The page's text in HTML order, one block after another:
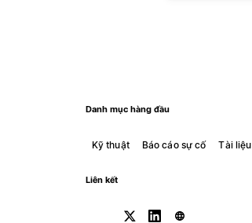
Danh mục hàng đầu
Kỹ thuật Báo cáo sự cố Tài liệu
Liên kết